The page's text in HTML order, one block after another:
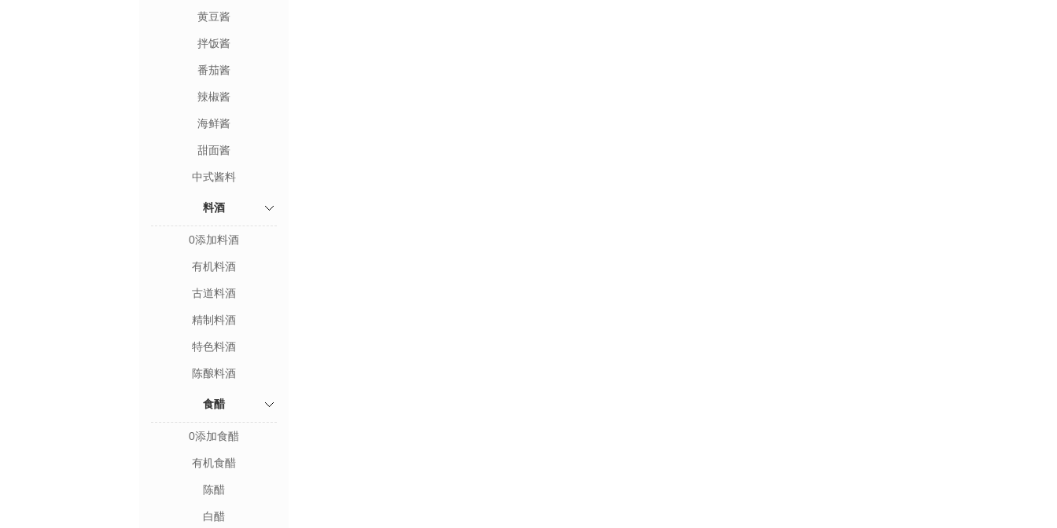
黄豆酱
拌饭酱
番茄酱
辣椒酱
海鲜酱
甜面酱
中式酱料
料酒
0添加料酒
有机料酒
古道料酒
精制料酒
特色料酒
陈酿料酒
食醋
0添加食醋
有机食醋
陈醋
白醋